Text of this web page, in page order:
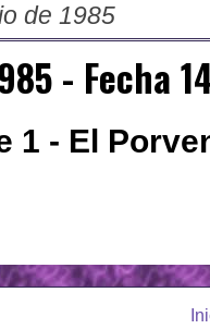
de 1985
- Fecha
1 - El